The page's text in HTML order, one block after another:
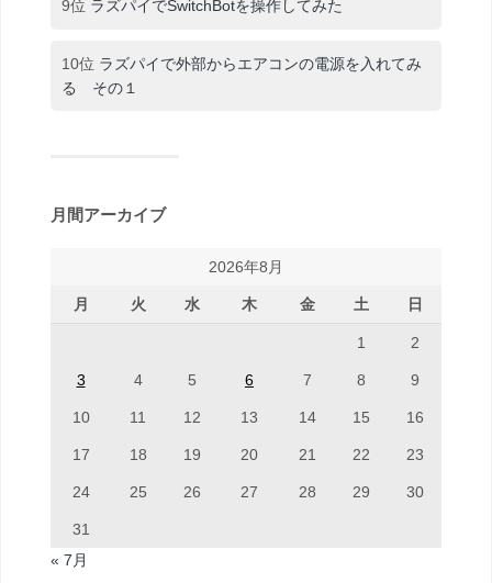
9位 ラズパイでSwitchBotを操作してみた
10位 ラズパイで外部からエアコンの電源を入れてみ
る その１
月間アーカイブ
2026年8月
月 火 水 木 金 土 日
1 2
3 4 5 6 7 8 9
10 11 12 13 14 15 16
17 18 19 20 21 22 23
24 25 26 27 28 29 30
31
« 7月